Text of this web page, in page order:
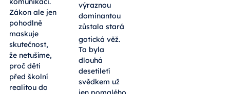
Zákon ale jen
pohodlně
maskuje
skutečnost,
že netušíme,
proč děti
před školní
realitou do
výraznou
dominantou
zůstala stará
gotická věž.
Ta byla
dlouhá
desetiletí
svědkem už